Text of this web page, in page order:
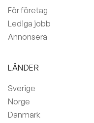
För företag
Lediga jobb
Annonsera
LÄNDER
Sverige
Norge
Danmark